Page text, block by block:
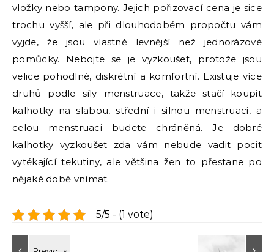
vložky nebo tampony. Jejich pořizovací cena je sice
trochu vyšší, ale při dlouhodobém propočtu vám
vyjde, že jsou vlastně levnější než jednorázové
pomůcky. Nebojte se je vyzkoušet, protože jsou
velice pohodlné, diskrétní a komfortní. Existuje více
druhů podle síly menstruace, takže stačí koupit
kalhotky na slabou, střední i silnou menstruaci, a
celou menstruaci budete chráněná. Je dobré
kalhotky vyzkoušet zda vám nebude vadit pocit
vytékající tekutiny, ale většina žen to přestane po
nějaké době vnímat.
5/5 - (1 vote)